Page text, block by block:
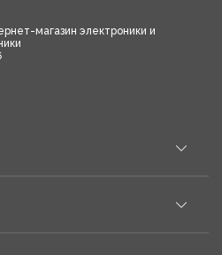
магазин электроники и